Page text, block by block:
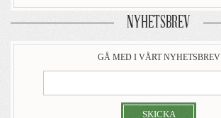
NYHETSBREV
GÅ MED I VÅRT NYHETSBREV
SKICKA